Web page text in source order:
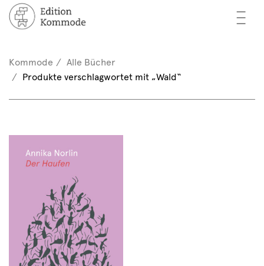
—
—
—
/ Registrieren
(0)
Kommode
Alle Bücher
Produkte verschlagwortet mit „Wald“